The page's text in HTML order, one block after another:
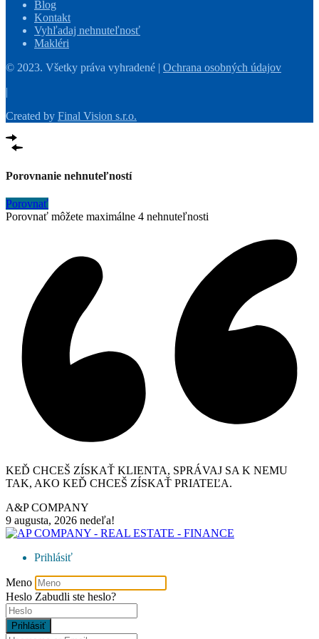
Blog
Kontakt
Vyhľadaj nehnuteľnosť
Makléri
© 2023. Všetky práva vyhradené | Ochrana osobných údajov
|
Created by Final Vision s.r.o.
Porovnanie nehnuteľností
Porovnať
Porovnať môžete maximálne 4 nehnuteľnosti
KEĎ CHCEŠ ZÍSKAŤ KLIENTA, SPRÁVAJ SA K NEMU
TAK, AKO KEĎ CHCEŠ ZÍSKAŤ PRIATEĽA.
A&P COMPANY
9 augusta, 2026 nedeľa!
Prihlásiť
Meno
Heslo Zabudli ste heslo?
Prihlásiť